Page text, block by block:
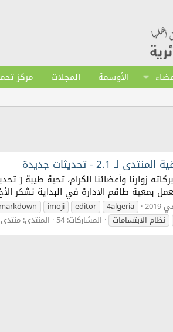
الأوسمة المجلات مركز
بمعية طاقم الادارة في البداية نشكر
4algeria
editor
imoji
نظام الابتسامات المشاركات: 54 المنتدى:منتدى